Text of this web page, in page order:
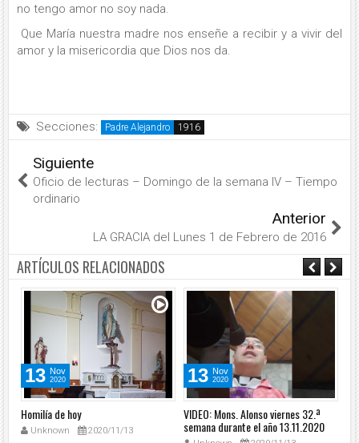
no tengo amor no soy nada.
Que María nuestra madre nos enseñe a recibir y a vivir del
amor y la misericordia que Dios nos da.
Secciones: Padre Alejandro
Siguiente
Oficio de lecturas – Domingo de la semana IV – Tiempo
ordinario
Anterior
LA GRACIA del Lunes 1 de Febrero de 2016
ARTÍCULOS RELACIONADOS
13 Nov
2020
Homilía de hoy
Unknown 2020/11/13
13 Nov
2020
VIDEO: Mons. Alonso viernes 32.ª
semana durante el año 13.11.2020